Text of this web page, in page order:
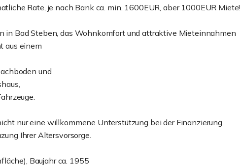
Rate, je nach Bank ca. min. 1600EUR, aber 1000EUR Miete!
in Bad Steben, das Wohnkomfort und attraktive Mieteinnahmen
aus einem
und
nur eine willkommene Unterstützung bei der Finanzierung,
Ihrer Altersvorsorge.
Baujahr ca. 1955